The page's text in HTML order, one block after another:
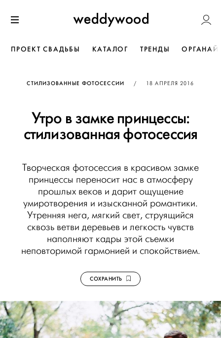
к содержанию
Weddywood
ПРОЕКТ СВАДЬБЫ КАТАЛОГ ТРЕНДЫ
СТИЛИЗОВАННЫЕ ФОТОСЕССИИ / ОПУБЛИКОВАНО
18 АПРЕЛЯ 2016
Утро в замке принцессы:
стилизованная фотосессия
Творческая фотосессия в красивом замке
принцессы переносит нас в атмосферу
прошлых веков и дарит ощущение
умиротворения и изысканной романтики.
Утренняя нега, мягкий свет, струящийся
сквозь ветви деревьев и легкость чувств
наполняют кадры этой съемки
неповторимой гармонией и спокойствием.
СОХРАНИТЬ